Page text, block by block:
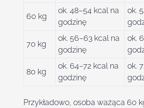
60 kg
ok. 48–54 kcal na
godzinę
ok.
70 kg
ok. 56–63 kcal na
godzinę
ok.
80 kg
ok. 64–72 kcal na
godzinę
ok.
Przykładowo, osoba ważąca 60